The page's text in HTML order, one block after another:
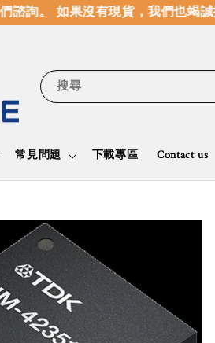
。 如果沒有現貨，我們也竭誠
搜尋
常見問題 下載專區 Contact us